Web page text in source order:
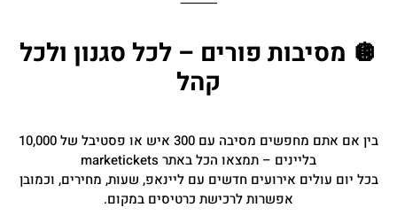
🪩 מסיבות פורים – לכל סגנון ולכל
קהל
בין אם אתם מחפשים מסיבה עם 300 איש או פסטיבל של 10,000
בליינים – תמצאו הכל באתר marketickets
בכל יום עולים אירועים חדשים עם ליינאפ, שעות, מחירים, וכמובן
אפשרות לרכישת כרטיסים במקום.